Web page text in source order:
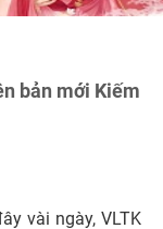
bản mới Kiếm
vài ngày, VLTK